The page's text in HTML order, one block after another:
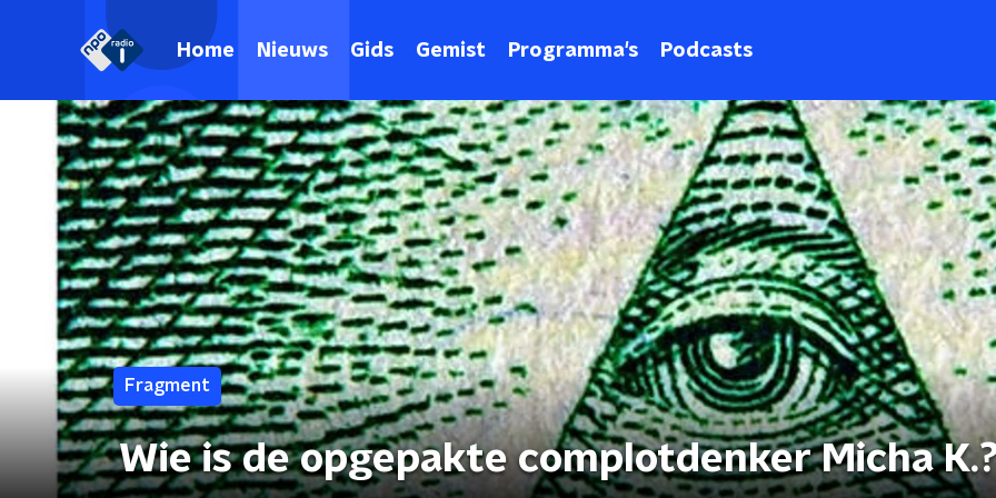
Home Nieuws Gids Gemist Programma's Podcasts
Fragment
Wie is de opgepakte complotdenker Micha